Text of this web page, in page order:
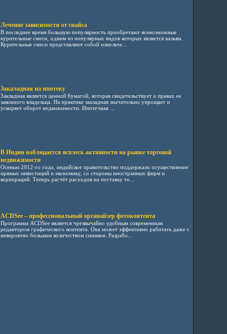
Лечение зависимости от спайса
В последнее время большую популярность приобретают всевозможные
курительные смеси, одним из популярных видов которых является кальян.
Курительные смеси представляют собой измельче...
Закаладная на ипотеку
Закладная является ценной бумагой, которая свидетельствует о правах ее
законного владельца. На практике закладная значительно упрощает и
ускоряет оборот недвижимости. Ипотечная ...
В Индии наблюдается всплеск активности на рынке торговой
недвижимости
Осенью 2012-го года, индийское правительство поддержало осуществление
прямых инвестиций в экономику, со стороны иностранных фирм и
корпораций. Теперь расчёт расходов на поставку то...
ACDSee – профессиональный органайзер фотоконтента
Программа ACDSee является чрезвычайно удобным современным
редактором графического контента. Она может эффективно работать даже с
невероятно большим количеством снимков. Разрабо...